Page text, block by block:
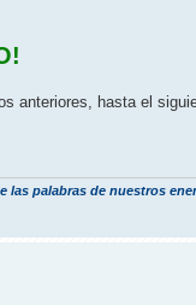
anteriores, hasta el
las palabras de nuestros